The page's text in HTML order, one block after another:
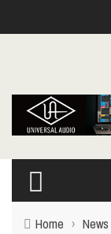
Home › News